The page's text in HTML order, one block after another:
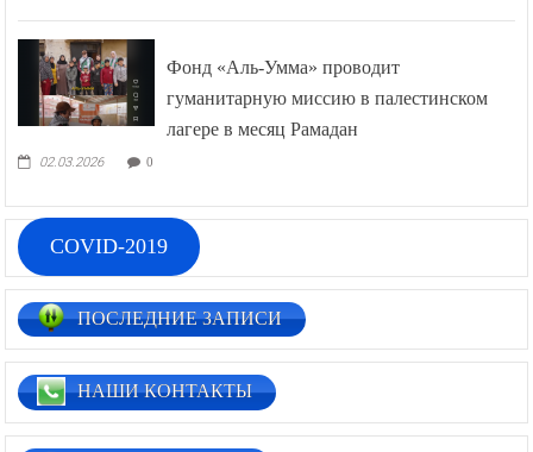
Фонд «Аль-Умма» проводит
гуманитарную миссию в палестинском
лагере в месяц Рамадан
02.03.2026 0
COVID-2019
ПОСЛЕДНИЕ ЗАПИСИ
НАШИ КОНТАКТЫ